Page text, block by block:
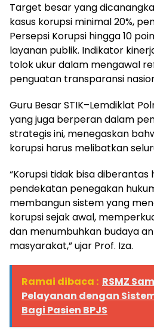
Target besar yang
kasus korupsi minimal 20%,
Persepsi Korupsi hingga 10
layanan publik. Indikator
tolok ukur dalam mengawal
penguatan transparansi
Guru Besar STIK–Lemdiklat
yang juga berperan dalam
strategis ini, menegaskan
korupsi harus melibatkan
“Korupsi tidak bisa diberantas
pendekatan penegakan
membangun sistem yang
korupsi sejak awal,
dan menumbuhkan budaya
masyarakat,” ujar Prof. Iza.
Ramai dibaca : RSMZ
Pelayanan dengan
Bagi Pasien BPJS